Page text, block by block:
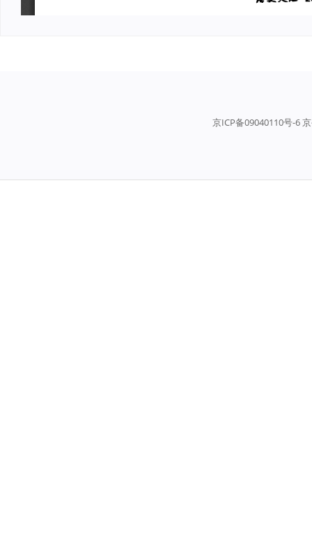
京ICP备09040110号-6